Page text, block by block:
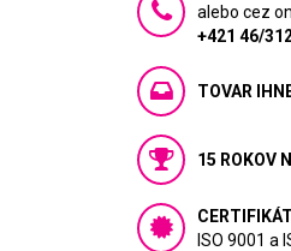
alebo cez
+421 46/
TOVAR
15 ROKOV
ISO 9001 a